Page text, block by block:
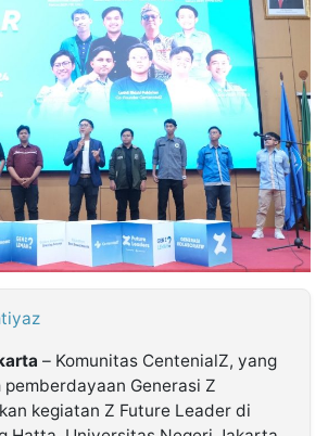
– Komunitas CentenialZ, yang
Generasi Z
kegiatan Z Future Leader di